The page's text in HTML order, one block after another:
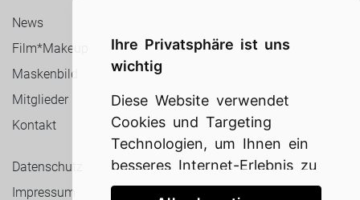
Ihre Privatsphäre ist uns
wichtig
Diese Website verwendet
Cookies und Targeting
Technologien, um Ihnen ein
besseres Internet-Erlebnis zu
ermöglichen und die
News
Film*Makeup
Maskenbild
Mitglieder
Kontakt
Datenschutz
Impressum